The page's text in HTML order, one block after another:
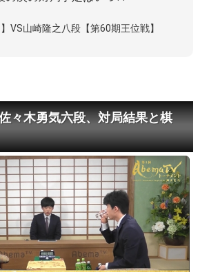
】VS山崎隆之八段【第60期王位戦】
々木勇気六段、対局結果と棋